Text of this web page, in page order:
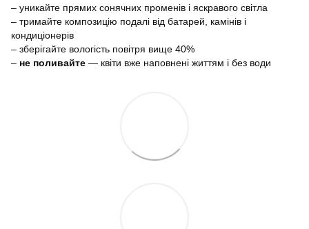
– уникайте прямих сонячних променів і яскравого світла
– тримайте композицію подалі від батарей, камінів і
кондиціонерів
– зберігайте вологість повітря вище 40%
– не поливайте — квіти вже наповнені життям і без води